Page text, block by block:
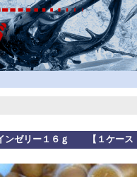
ンゼリー１６ｇ 【１ケース